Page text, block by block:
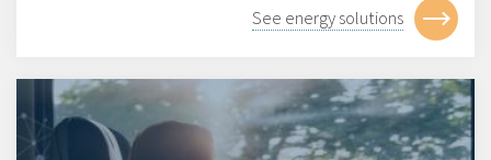
See energy solutions